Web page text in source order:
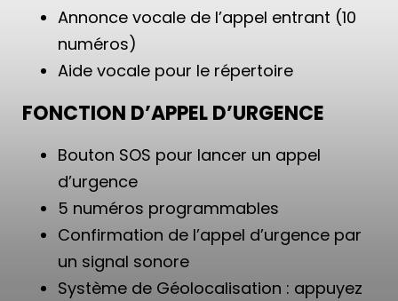
Annonce vocale de l’appel entrant (10
numéros)
Aide vocale pour le répertoire
FONCTION D’APPEL D’URGENCE
Bouton SOS pour lancer un appel
d’urgence
5 numéros programmables
Confirmation de l’appel d’urgence par
un signal sonore
Système de Géolocalisation : appuyez